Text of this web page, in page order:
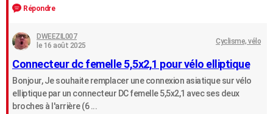
Répondre
DWEEZIL007
le 16 août 2025
Cyclisme, vélo
Connecteur dc femelle 5,5x2,1 pour vélo elliptique
Bonjour, Je souhaite remplacer une connexion asiatique sur vélo
elliptique par un connecteur DC femelle 5,5x2,1 avec ses deux
broches à l'arrière (6 ...